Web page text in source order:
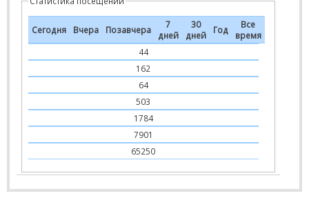
Сегодня Вчера Позавчера
7
дней
30
дней
Год
Все
время
44
162
64
503
1784
7901
65250